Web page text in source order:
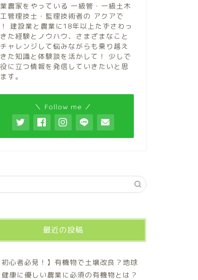
農家をやっている 一級管・一級土木
管理技士・監理技術者の アクアで
建設業と農業に18年以上たずさわっ
た経験とノウハウ、さまざまなこと
ャレンジして悩みながらも乗り越え
た知識と体験談を活かして！ 少しで
に立つ情報を発信していきたいと思
す。
＼ Follow me ／
最近の投稿
初心者必見！】有機物で土壌改良？地球
健康に優しい農業に必須の有機物とは？